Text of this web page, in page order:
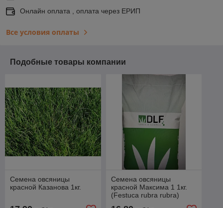
Онлайн оплата , оплата через ЕРИП
Все условия оплаты
Подобные товары компании
Семена овсяницы
красной Казанова 1кг.
Семена овсяницы
красной Максима 1 1кг.
(Festuca rubra rubra)